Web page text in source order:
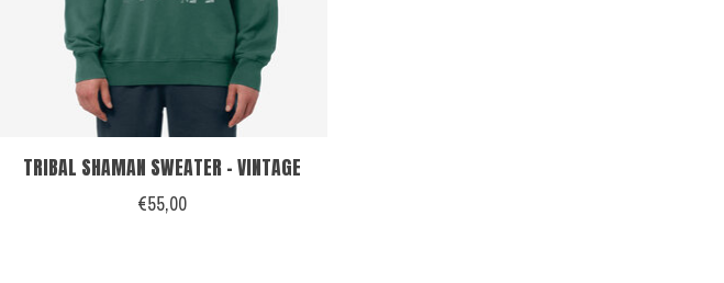
TRIBAL SHAMAN SWEATER - VINTAGE
€55,00